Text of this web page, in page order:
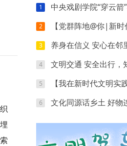
1 中央戏剧学院“穿云箭”小队千人百村暑期实践：红色
2 【党群阵地@你|新时代文明实践】开营第四天｜执笔忆研
3 养身在信义 安心在邻里，信义园
4 文明交通 安全出行，知义园社区开展
5 【我在新时代文明实践站过暑假】贤王庄村开
6 文化同源话乡土 好物连心促交融，夏各庄镇团委开展京